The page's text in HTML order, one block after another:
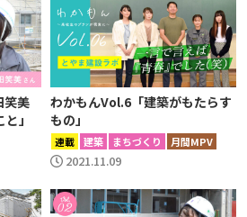
笑美
」
わかもんVol.6「建築がもたらす
もの」
連載 建築 まちづくり 月間MPV
2021.11.09